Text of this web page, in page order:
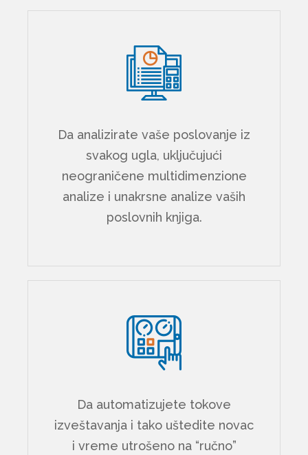
Da analizirate vaše poslovanje iz
svakog ugla, uključujući
neograničene multidimenzione
analize i unakrsne analize vaših
poslovnih knjiga.
Da automatizujete tokove
izveštavanja i tako uštedite novac
i vreme utrošeno na “ručno”